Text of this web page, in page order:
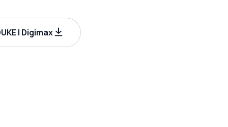
| Digimax